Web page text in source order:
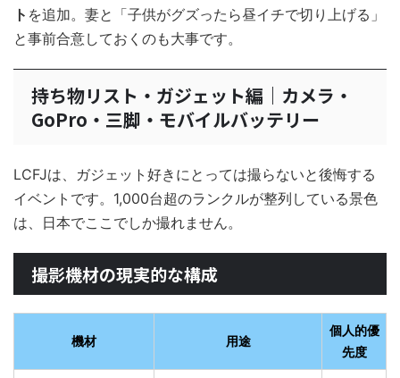
ト を追加。妻と「子供がグズったら昼イチで切り上げる」
と事前合意しておくのも大事です。
持ち物リスト・ガジェット編｜カメラ・
GoPro・三脚・モバイルバッテリー
LCFJは、ガジェット好きにとっては撮らないと後悔する
イベントです。1,000台超のランクルが整列している景色
は、日本でここでしか撮れません。
撮影機材の現実的な構成
機材 用途
個人的優
先度